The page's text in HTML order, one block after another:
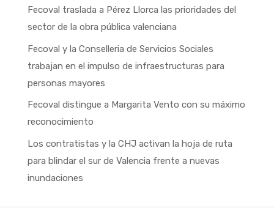
Fecoval traslada a Pérez Llorca las prioridades del
sector de la obra pública valenciana
Fecoval y la Conselleria de Servicios Sociales
trabajan en el impulso de infraestructuras para
personas mayores
Fecoval distingue a Margarita Vento con su máximo
reconocimiento
Los contratistas y la CHJ activan la hoja de ruta
para blindar el sur de Valencia frente a nuevas
inundaciones